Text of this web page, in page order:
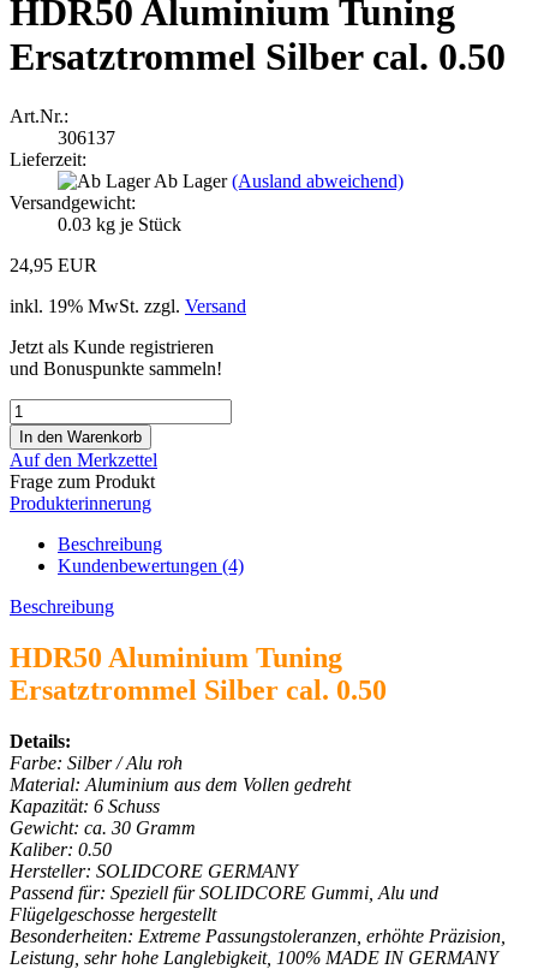
HDR50 Aluminium Tuning
Ersatztrommel Silber cal. 0.50
Art.Nr.:
306137
Lieferzeit:
Ab Lager(Ausland abweichend)
Versandgewicht:
0.03 kg je Stück
24,95 EUR
inkl. 19% MwSt. zzgl. Versand
Jetzt als Kunde registrieren
und Bonuspunkte sammeln!
Auf den Merkzettel
Frage zum Produkt
Produkterinnerung
Beschreibung
Kundenbewertungen (4)
Beschreibung
HDR50 Aluminium Tuning
Ersatztrommel Silber cal. 0.50
Details:
Farbe: Silber / Alu roh
Material: Aluminium aus dem Vollen gedreht
Kapazität: 6 Schuss
Gewicht: ca. 30 Gramm
Kaliber: 0.50
Hersteller: SOLIDCORE GERMANY
Passend für: Speziell für SOLIDCORE Gummi, Alu und
Flügelgeschosse hergestellt
Besonderheiten: Extreme Passungstoleranzen, erhöhte Präzision,
Leistung, sehr hohe Langlebigkeit, 100% MADE IN GERMANY